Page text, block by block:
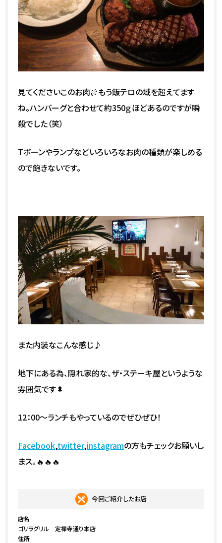
見てくださいこのお肉🍖もう飯テロの域を超えてます
ね。ハンバーグと合わせて約350ｇほどあるのですが瞬
殺でした（笑）
Tボーンやランプなどいろいろなお肉の種類が楽しめる
ので飽きないです。
また内装なこんな感じ♪
地下にある為、隠れ家的な、ザ・ステーキ屋というような
雰囲気です🌲
12：00～ランチもやっているのでぜひぜひ！
Facebook,twitter,instagramの方もチェックお願いし
まス。🔥🔥🔥
今回ご紹介したお店
店名
ゴリラグリル 定禅寺通り本店
住所